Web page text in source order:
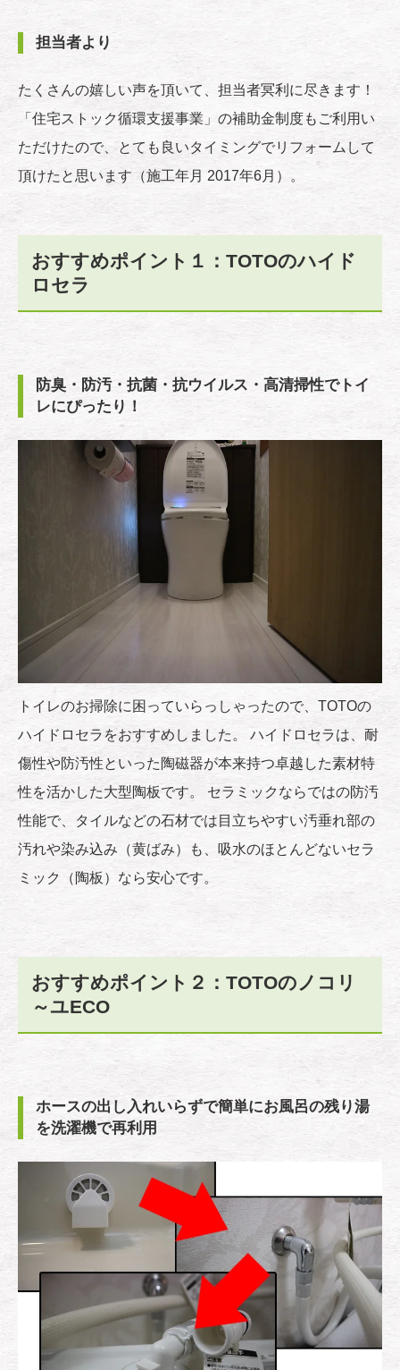
担当者より
たくさんの嬉しい声を頂いて、担当者冥利に尽きます！
「住宅ストック循環支援事業」の補助金制度もご利用い
ただけたので、とても良いタイミングでリフォームして
頂けたと思います（施工年月 2017年6月）。
おすすめポイント１：TOTOのハイド
ロセラ
防臭・防汚・抗菌・抗ウイルス・高清掃性でトイ
レにぴったり！
トイレのお掃除に困っていらっしゃったので、TOTOの
ハイドロセラをおすすめしました。 ハイドロセラは、耐
傷性や防汚性といった陶磁器が本来持つ卓越した素材特
性を活かした大型陶板です。 セラミックならではの防汚
性能で、タイルなどの石材では目立ちやすい汚垂れ部の
汚れや染み込み（黄ばみ）も、吸水のほとんどないセラ
ミック（陶板）なら安心です。
おすすめポイント２：TOTOのノコリ
～ユECO
ホースの出し入れいらずで簡単にお風呂の残り湯
を洗濯機で再利用